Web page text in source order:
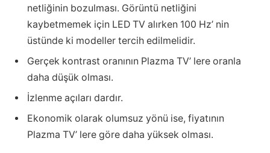
netliğinin bozulması. Görüntü netliğini
kaybetmemek için LED TV alırken 100 Hz’ nin
üstünde ki modeller tercih edilmelidir.
Gerçek kontrast oranının Plazma TV’ lere oranla
daha düşük olması.
İzlenme açıları dardır.
Ekonomik olarak olumsuz yönü ise, fiyatının
Plazma TV’ lere göre daha yüksek olması.